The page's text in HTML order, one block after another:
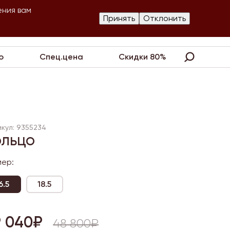
Контакты
Спец.цена Скидки 80%
9355234
18.5
040₽ 48 800₽
вам
Принять
Отклонить